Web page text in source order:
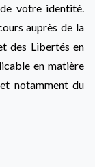
votre identité.
auprès de la
des Libertés en
en matière
notamment du